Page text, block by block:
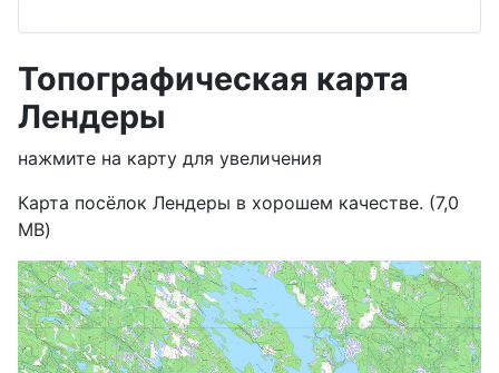
Топографическая карта
Лендеры
нажмите на карту для увеличения
Карта посёлок Лендеры в хорошем качестве. (7,0
MB)